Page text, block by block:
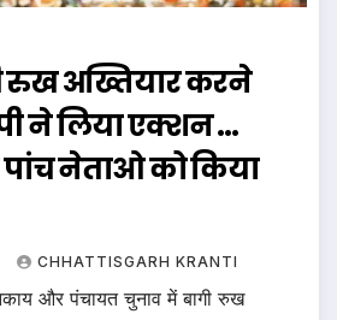
रुख अख्तियार करने
ने लिया एक्शन …
नेताओ को किया
CHHATTISGARH KRANTI
और पंचायत चुनाव में बागी रुख